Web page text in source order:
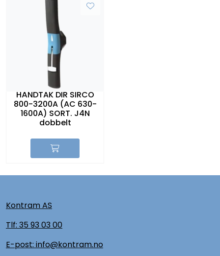
HÅNDTAK DIR SIRCO
800-3200A (AC 630-
1600A) SORT. J4N
dobbelt
Kontram AS
Tlf: 35 93 03 00
E-post: info@kontram.no